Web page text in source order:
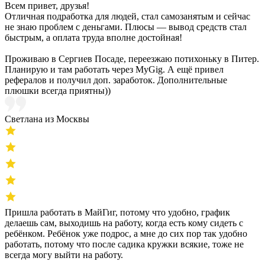
Всем привет, друзья!
Отличная подработка для людей, стал самозанятым и сейчас
не знаю проблем с деньгами. Плюсы — вывод средств стал
быстрым, а оплата труда вполне достойная!
Проживаю в Сергиев Посаде, переезжаю потихоньку в Питер.
Планирую и там работать через MyGig. А ещё привел
рефералов и получил доп. заработок. Дополнительные
плюшки всегда приятны))
Светлана из Москвы
Пришла работать в МайГиг, потому что удобно, график
делаешь сам, выходишь на работу, когда есть кому сидеть с
ребёнком. Ребёнок уже подрос, а мне до сих пор так удобно
работать, потому что после садика кружки всякие, тоже не
всегда могу выйти на работу.